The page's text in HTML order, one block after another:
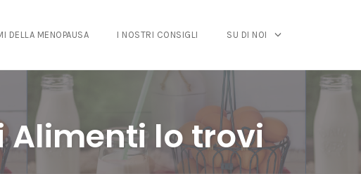
DELLA MENOPAUSA I NOSTRI CONSIGLI SU DI NOI
Alimenti lo trovi